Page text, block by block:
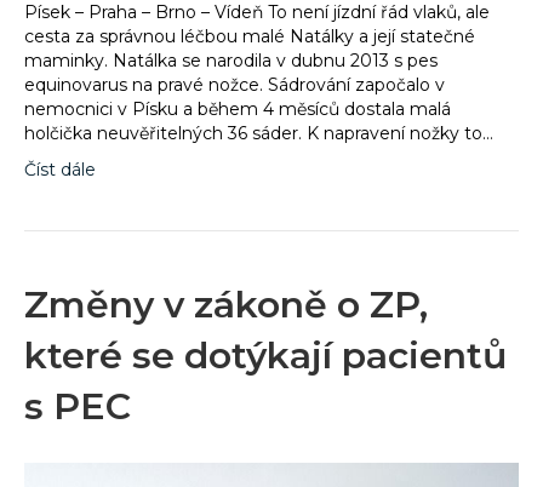
Písek – Praha – Brno – Vídeň To není jízdní řád vlaků, ale
cesta za správnou léčbou malé Natálky a její statečné
maminky. Natálka se narodila v dubnu 2013 s pes
equinovarus na pravé nožce. Sádrování započalo v
nemocnici v Písku a během 4 měsíců dostala malá
holčička neuvěřitelných 36 sáder. K napravení nožky to…
Číst dále
Změny v zákoně o ZP,
které se dotýkají pacientů
s PEC